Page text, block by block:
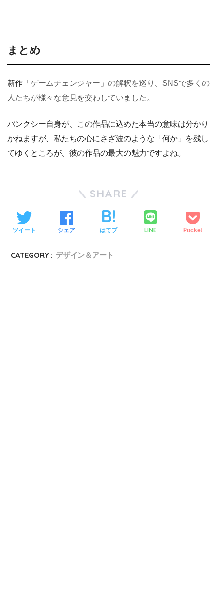
まとめ
新作 「ゲームチェンジャー」の解釈を巡り、SNSで多くの
人たちが様々な意見を交わしていました。
バンクシー自身が、この作品に込めた本当の意味は分かり
かねますが、私たちの心にさざ波のような「何か」を残し
てゆくところが、彼の作品の最大の魅力ですよね。
SHARE
ツイート シェア はてブ LINE Pocket
CATEGORY : デザイン＆アート